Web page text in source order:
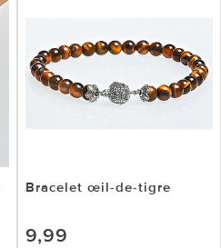
Bracelet œil-de-tigre
9,99